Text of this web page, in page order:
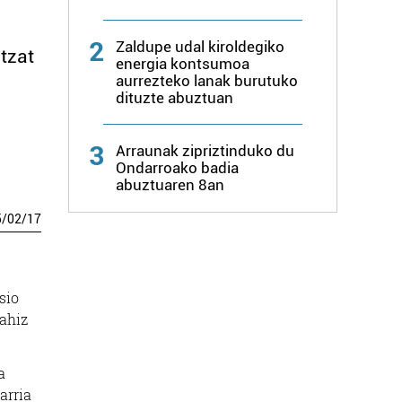
/02/17
2
Zaldupe udal kiroldegiko
energia kontsumoa
aurrezteko lanak burutuko
dituzte abuztuan
3
Arraunak zipriztinduko du
Ondarroako badia
abuztuaren 8an